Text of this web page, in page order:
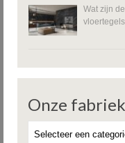
Wat zijn
Onze